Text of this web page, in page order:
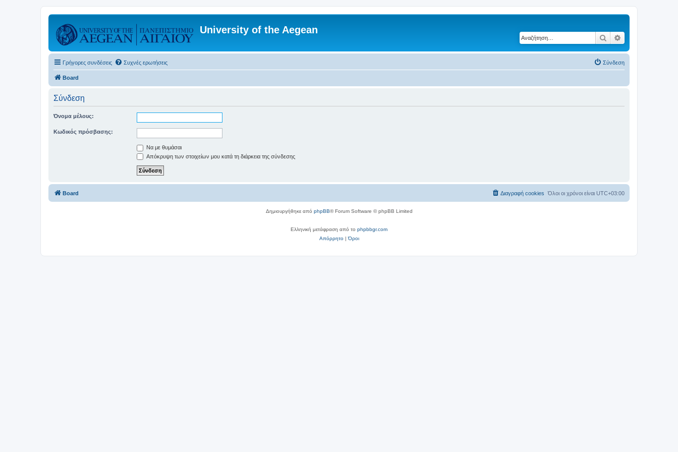
University of the Aegean
Αναζήτηση
Γρήγορες συνδέσεις Συχνές ερωτήσεις Σύνδεση
Board
Σύνδεση
Όνομα μέλους:
Κωδικός πρόσβασης:
Να με θυμάσαι
Απόκρυψη των στοιχείων μου κατά τη διάρκεια της σύνδεσης
Board Όλοι οι χρόνοι είναι UTC+03:00
Διαγραφή cookies
Δημιουργήθηκε από phpBB® Forum Software © phpBB Limited
Ελληνική μετάφραση από το phpbbgr.com
Απόρρητο|Όροι